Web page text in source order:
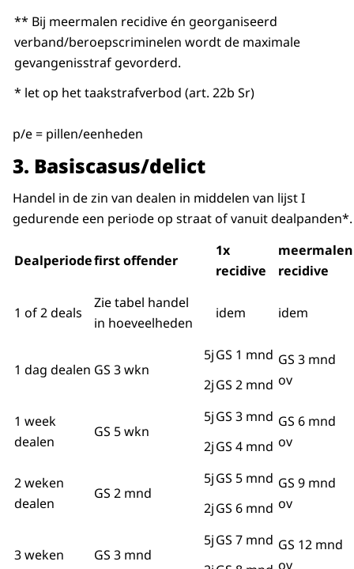
** Bij meermalen recidive én georganiseerd
verband/beroepscriminelen wordt de maximale
gevangenisstraf gevorderd.
* let op het taakstrafverbod (art. 22b Sr)
p/e = pillen/eenheden
3. Basiscasus/delict
Handel in de zin van dealen in middelen van lijst I
gedurende een periode op straat of vanuit dealpanden*.
Dealperiodefirst offender
1x
recidive
meermalen
recidive
1 of 2 deals
Zie tabel handel
in hoeveelheden
idem idem
1 dag dealen GS 3 wkn
5j
2j
GS 1 mnd
GS 2 mnd
GS 3 mnd
ov
1 week
dealen
GS 5 wkn
5j
2j
GS 3 mnd
GS 4 mnd
GS 6 mnd
ov
2 weken
dealen
GS 2 mnd
5j
2j
GS 5 mnd
GS 6 mnd
GS 9 mnd
ov
3 weken GS 3 mnd
5jGS 7 mnd GS 12 mnd
ov